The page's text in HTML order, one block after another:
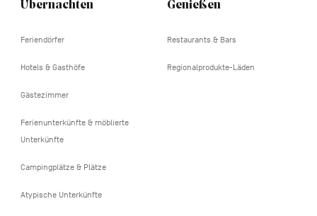
Übernachten
Feriendörfer
Hotels & Gasthöfe
Gästezimmer
Ferienunterkünfte & möblierte
Unterkünfte
Campingplätze & Plätze
Atypische Unterkünfte
Genießen
Restaurants & Bars
Regionalprodukte-Läden